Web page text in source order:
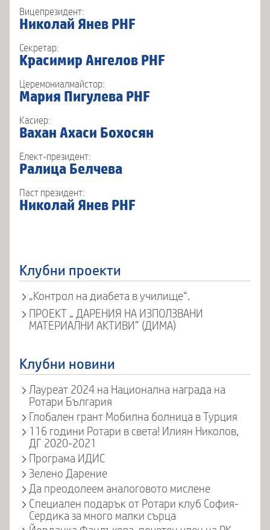
Вицепрезидент:
Николай Янев PHF
Секретар:
Красимир Ангелов PHF
Церемониалмайстор:
Мария Пигулева PHF
Касиер:
Вахан Ахаси Бохосян
Елект-президент:
Ралица Белчева
Паст президент:
Николай Янев PHF
Клубни проекти
„Контрол на диабета в училище“.
ПРОЕКТ „ ДАРЕНИЯ НА ИЗПОЛЗВАНИ
МАТЕРИАЛНИ АКТИВИ” (ДИМА)
Клубни новини
Лауреат 2024 на Национална награда на
Ротари България
Глобален грант Мобилна болница в Турция
116 години Ротари в света! Илиян Николов,
ДГ 2020-2021
Програма ИДИС
Зелено Дарение
Да преодолеем аналоговото мислене
Специален подарък от Ротари клуб София-
Сердика за много малки сърца